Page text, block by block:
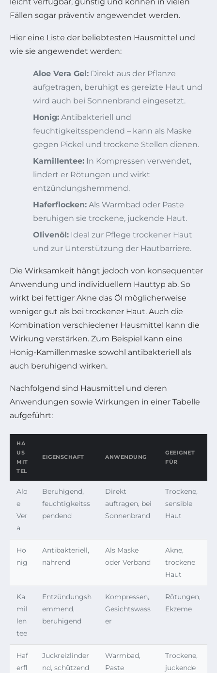
Fällen sogar präventiv angewendet werden.
Hier eine Liste der beliebtesten Hausmittel und
wie sie angewendet werden:
Aloe Vera Gel: Direkt aus der Pflanze
aufgetragen, beruhigt es gereizte Haut und
wird auch bei Sonnenbrand eingesetzt.
Honig: Antibakteriell und
feuchtigkeitsspendend – kann als Maske
gegen Pickel und trockene Stellen dienen.
Kamillentee: In Kompressen verwendet,
lindert er Rötungen und wirkt
entzündungshemmend.
Haferflocken: Als Warmbad oder Paste
beruhigen sie trockene, juckende Haut.
Olivenöl: Ideal zur Pflege trockener Haut
und zur Unterstützung der Hautbarriere.
Die Wirksamkeit hängt jedoch von konsequenter
Anwendung und individuellem Hauttyp ab. So
wirkt bei fettiger Akne das Öl möglicherweise
weniger gut als bei trockener Haut. Auch die
Kombination verschiedener Hausmittel kann die
Wirkung verstärken. Zum Beispiel kann eine
Honig-Kamillenmaske sowohl antibakteriell als
auch beruhigend wirken.
Nachfolgend sind Hausmittel und deren
Anwendungen sowie Wirkungen in einer Tabelle
aufgeführt:
HA
US
MIT
TEL
EIGENSCHAFT ANWENDUNG
GEEIGNET
FÜR
Alo
e
Ver
a
Beruhigend,
feuchtigkeitss
pendend
Direkt
auftragen, bei
Sonnenbrand
Trockene,
sensible
Haut
Ho
nig
Antibakteriell,
nährend
Als Maske
oder Verband
Akne,
trockene
Haut
Ka
mil
len
tee
Entzündungsh
emmend,
beruhigend
Kompressen,
Gesichtswass
er
Rötungen,
Ekzeme
Haf
erfl
Juckreizlinder
nd, schützend
Warmbad,
Paste
Trockene,
juckende